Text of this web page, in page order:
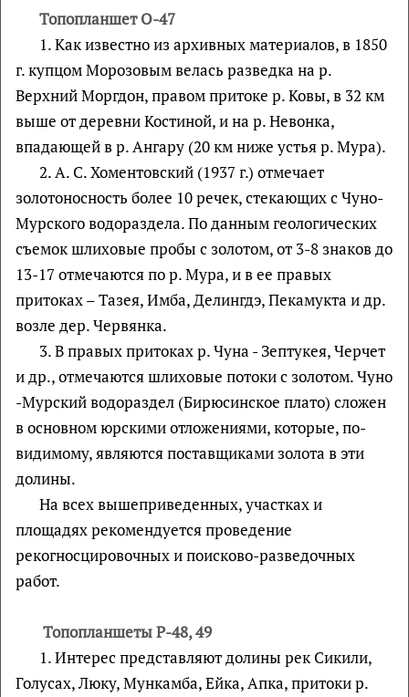
Топопланшет О-47
1. Как известно из архивных материалов, в 1850
г. купцом Морозовым велась разведка на р.
Верхний Моргдон, правом притоке р. Ковы, в 32 км
выше от деревни Костиной, и на р. Невонка,
впадающей в р. Ангару (20 км ниже устья р. Мура).
2. А. С. Хоментовский (1937 г.) отмечает
золотоносность более 10 речек, стекающих с Чуно-
Мурского водораздела. По данным геологических
съемок шлиховые пробы с золотом, от 3-8 знаков до
13-17 отмечаются по р. Мура, и в ее правых
притоках – Тазея, Имба, Делингдэ, Пекамукта и др.
возле дер. Червянка.
3. В правых притоках р. Чуна - Зептукея, Черчет
и др., отмечаются шлиховые потоки с золотом. Чуно
-Мурский водораздел (Бирюсинское плато) сложен
в основном юрскими отложениями, которые, по-
видимому, являются поставщиками золота в эти
долины.
На всех вышеприведенных, участках и
площадях рекомендуется проведение
рекогносцировочных и поисково-разведочных
работ.
Топопланшеты Р-48, 49
1. Интерес представляют долины рек Сикили,
Голусах, Люку, Мункамба, Ейка, Апка, притоки р.